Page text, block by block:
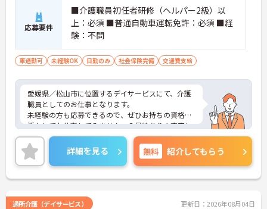
応募要件
■介護職員初任者研修（ヘルパー2級）以
上：必須 ■普通自動車運転免許：必須 ■経
験：不問
車通勤可 未経験OK 日勤のみ 社会保険完備 交通費支給
愛媛県／松山市に位置するデイサービスにて、介護
職員としてのお仕事となります。
未経験の方も応募できるので、ぜひお持ちの資格を
活かしてお仕事してみませんヵ？昇給ありの充実し
た待遇となっており、とてもやりがいのある環境と
なっております◎
ご興味ある方は面接ポイントをお伝えしますので、
お気軽にお問い合わせください♪
詳細を見る 無料 紹介してもらう
通所介護（デイサービス） 更新日：2026年08月04日